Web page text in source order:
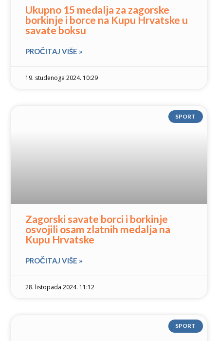
Ukupno 15 medalja za zagorske
borkinje i borce na Kupu Hrvatske u
savate boksu
PROČITAJ VIŠE »
19. studenoga 2024. 10:29
SPORT
Zagorski savate borci i borkinje
osvojili osam zlatnih medalja na
Kupu Hrvatske
PROČITAJ VIŠE »
28. listopada 2024. 11:12
SPORT